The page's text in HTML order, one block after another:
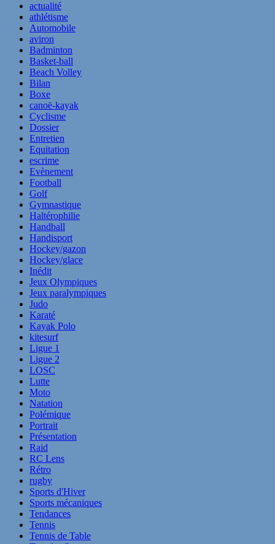
actualité
athlétisme
Automobile
aviron
Badminton
Basket-ball
Beach Volley
Bilan
Boxe
canoë-kayak
Cyclisme
Dossier
Entretien
Equitation
escrime
Evènement
Football
Golf
Gymnastique
Haltérophilie
Handball
Handisport
Hockey/gazon
Hockey/glace
Inédit
Jeux Olympiques
Jeux paralympiques
Judo
Karaté
Kayak Polo
kitesurf
Ligue 1
Ligue 2
LOSC
Lutte
Moto
Natation
Polémique
Portrait
Présentation
Raid
RC Lens
Rétro
rugby
Sports d'Hiver
Sports mécaniques
Tendances
Tennis
Tennis de Table